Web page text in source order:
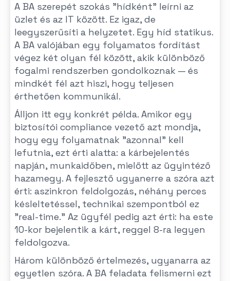
A BA szerepét szokás "hídként" leírni az
üzlet és az IT között. Ez igaz, de
leegyszerűsíti a helyzetet. Egy híd statikus.
A BA valójában egy folyamatos fordítást
végez két olyan fél között, akik különböző
fogalmi rendszerben gondolkoznak — és
mindkét fél azt hiszi, hogy teljesen
érthetően kommunikál.
Álljon itt egy konkrét példa. Amikor egy
biztosítói compliance vezető azt mondja,
hogy egy folyamatnak "azonnal" kell
lefutnia, ezt érti alatta: a kárbejelentés
napján, munkaidőben, mielőtt az ügyintéző
hazamegy. A fejlesztő ugyanerre a szóra azt
érti: aszinkron feldolgozás, néhány perces
késleltetéssel, technikai szempontból ez
"real-time." Az ügyfél pedig azt érti: ha este
10-kor bejelentik a kárt, reggel 8-ra legyen
feldolgozva.
Három különböző értelmezés, ugyanarra az
egyetlen szóra. A BA feladata felismerni ezt